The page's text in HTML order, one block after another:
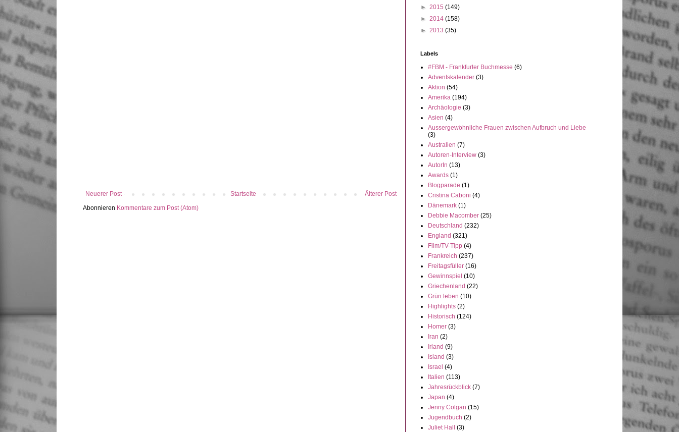
Neuerer Post Älterer Post
Startseite
Abonnieren Kommentare zum Post (Atom)
► 2015 (149)
► 2014 (158)
► 2013 (35)
Labels
#FBM - Frankfurter Buchmesse (6)
Adventskalender (3)
Aktion (54)
Amerika (194)
Archäologie (3)
Asien (4)
Aussergewöhnliche Frauen zwischen Aufbruch und Liebe
(3)
Australien (7)
Autoren-Interview (3)
AutorIn (13)
Awards (1)
Blogparade (1)
Cristina Caboni (4)
Dänemark (1)
Debbie Macomber (25)
Deutschland (232)
England (321)
Film/TV-Tipp (4)
Frankreich (237)
Freitagsfüller (16)
Gewinnspiel (10)
Griechenland (22)
Grün leben (10)
Highlights (2)
Historisch (124)
Homer (3)
Iran (2)
Irland (9)
Island (3)
Israel (4)
Italien (113)
Jahresrückblick (7)
Japan (4)
Jenny Colgan (15)
Jugendbuch (2)
Juliet Hall
(3)